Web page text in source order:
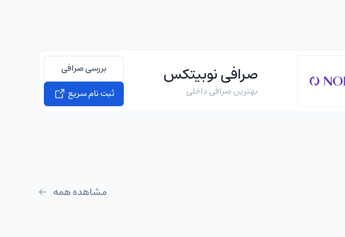
صرافی نوبیتکس
بهترین صرافی داخلی
بررسی صرافی
ثبت نام سریع
مشاهده همه